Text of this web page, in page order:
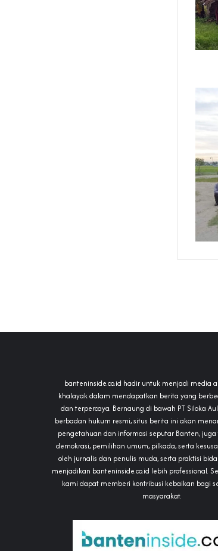
banteninside.co.id hadir untuk menjadi media
khalayak dalam mendapatkan berita yang
dan terpercaya. Bernaung di bawah PT Siloka
berbadan hukum resmi, situs berita ini akan
pengetahuan dan informasi seputar Banten,
demokrasi, pemilihan umum, pilkada, serta
oleh jurnalis dan penulis muda, serta praktisi
menjadikan banteninside.co.id lebih professional.
kami dapat memberi kontribusi kebaikan bagi
masyarakat.